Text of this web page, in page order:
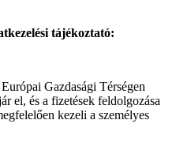
tájékoztató:
Gazdasági Térségen
el, és a fizetések feldolgozása
kezeli a személyes